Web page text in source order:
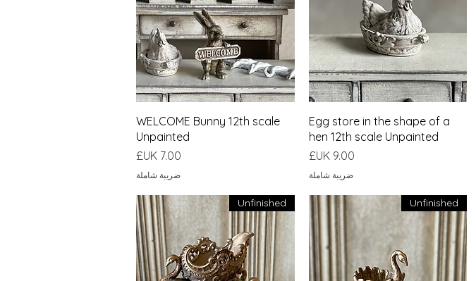
العرض السريع
Egg store in the shape of a
hen 12th scale Unpainted
السعر
ضريبة شاملة
العرض السريع
WELCOME Bunny 12th scale
Unpainted
السعر
ضريبة شاملة
Unfinished
Unfinished